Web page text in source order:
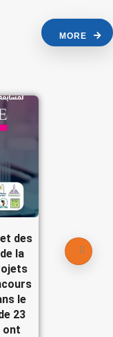
MORE
des
la
le
23
ont